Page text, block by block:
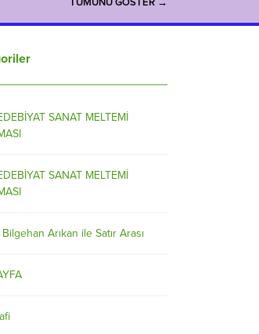
SANAT MELTEMİ
SANAT MELTEMİ
Arıkan ile Satır Arası